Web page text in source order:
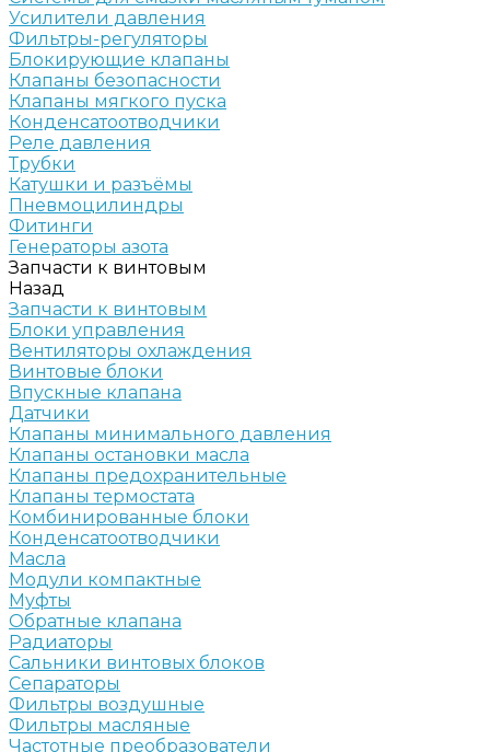
Усилители давления
Фильтры-регуляторы
Блокирующие клапаны
Клапаны безопасности
Клапаны мягкого пуска
Конденсатоотводчики
Реле давления
Трубки
Катушки и разъёмы
Пневмоцилиндры
Фитинги
Генераторы азота
Запчасти к винтовым
Назад
Запчасти к винтовым
Блоки управления
Вентиляторы охлаждения
Винтовые блоки
Впускные клапана
Датчики
Клапаны минимального давления
Клапаны остановки масла
Клапаны предохранительные
Клапаны термостата
Комбинированные блоки
Конденсатоотводчики
Масла
Модули компактные
Муфты
Обратные клапана
Радиаторы
Сальники винтовых блоков
Сепараторы
Фильтры воздушные
Фильтры масляные
Частотные преобразователи